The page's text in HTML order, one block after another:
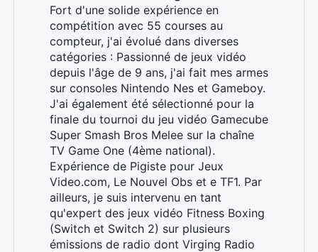
Fort d'une solide expérience en
compétition avec 55 courses au
compteur, j'ai évolué dans diverses
catégories : Passionné de jeux vidéo
depuis l'âge de 9 ans, j'ai fait mes armes
sur consoles Nintendo Nes et Gameboy.
J'ai également été sélectionné pour la
finale du tournoi du jeu vidéo Gamecube
Super Smash Bros Melee sur la chaîne
TV Game One (4ème national).
Expérience de Pigiste pour Jeux
Video.com, Le Nouvel Obs et e TF1. Par
ailleurs, je suis intervenu en tant
qu'expert des jeux vidéo Fitness Boxing
(Switch et Switch 2) sur plusieurs
émissions de radio dont Virging Radio
Rechercher
: